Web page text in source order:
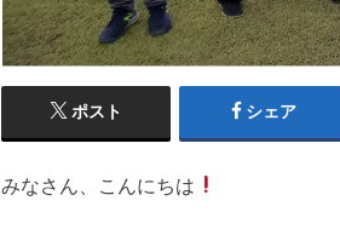
ポスト シェア
みなさん、こんにちは